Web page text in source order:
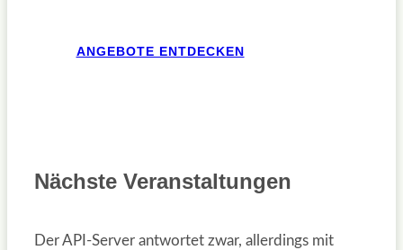
ANGEBOTE ENTDECKEN
Nächste Veranstaltungen
Der API-Server antwortet zwar, allerdings mit